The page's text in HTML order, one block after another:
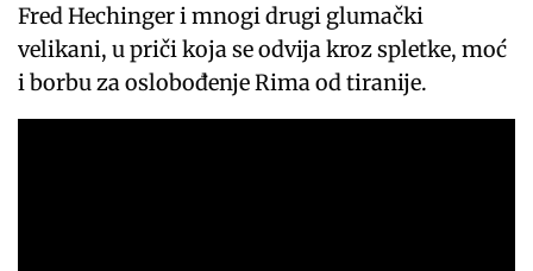
Fred Hechinger i mnogi drugi glumački
velikani, u priči koja se odvija kroz spletke, moć
i borbu za oslobođenje Rima od tiranije.